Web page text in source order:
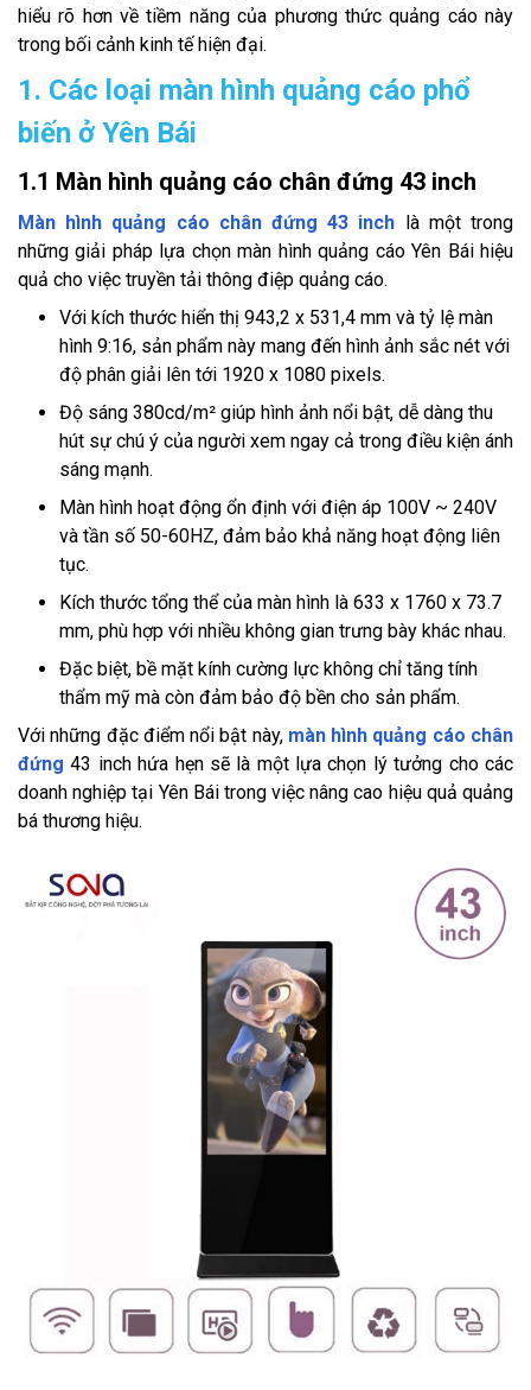
hiểu rõ hơn về tiềm năng của phương thức quảng cáo này
trong bối cảnh kinh tế hiện đại.
1. Các loại màn hình quảng cáo phổ
biến ở Yên Bái
1.1 Màn hình quảng cáo chân đứng 43 inch
Màn hình quảng cáo chân đứng 43 inch là một trong
những giải pháp lựa chọn màn hình quảng cáo Yên Bái hiệu
quả cho việc truyền tải thông điệp quảng cáo.
Với kích thước hiển thị 943,2 x 531,4 mm và tỷ lệ màn
hình 9:16, sản phẩm này mang đến hình ảnh sắc nét với
độ phân giải lên tới 1920 x 1080 pixels.
Độ sáng 380cd/m² giúp hình ảnh nổi bật, dễ dàng thu
hút sự chú ý của người xem ngay cả trong điều kiện ánh
sáng mạnh.
Màn hình hoạt động ổn định với điện áp 100V ~ 240V
và tần số 50-60HZ, đảm bảo khả năng hoạt động liên
tục.
Kích thước tổng thể của màn hình là 633 x 1760 x 73.7
mm, phù hợp với nhiều không gian trưng bày khác nhau.
Đặc biệt, bề mặt kính cường lực không chỉ tăng tính
thẩm mỹ mà còn đảm bảo độ bền cho sản phẩm.
Với những đặc điểm nổi bật này, màn hình quảng cáo chân
đứng 43 inch hứa hẹn sẽ là một lựa chọn lý tưởng cho các
doanh nghiệp tại Yên Bái trong việc nâng cao hiệu quả quảng
bá thương hiệu.